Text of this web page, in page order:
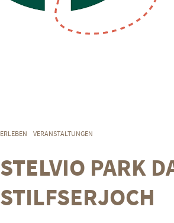
ERLEBEN VERANSTALTUNGEN
STELVIO PARK
STILFSERJOCH